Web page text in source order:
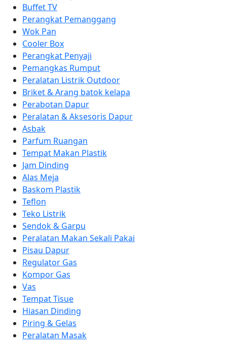
Buffet TV
Perangkat Pemanggang
Wok Pan
Cooler Box
Perangkat Penyaji
Pemangkas Rumput
Peralatan Listrik Outdoor
Briket & Arang batok kelapa
Perabotan Dapur
Peralatan & Aksesoris Dapur
Asbak
Parfum Ruangan
Tempat Makan Plastik
Jam Dinding
Alas Meja
Baskom Plastik
Teflon
Teko Listrik
Sendok & Garpu
Peralatan Makan Sekali Pakai
Pisau Dapur
Regulator Gas
Kompor Gas
Vas
Tempat Tisue
Hiasan Dinding
Piring & Gelas
Peralatan Masak